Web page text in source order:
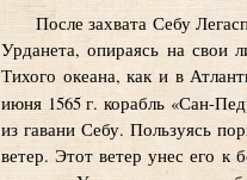
После захвата Себу
Урданета, опираясь на свои
Тихого океана, как и в
июня 1565 г. корабль «Сан-
из гавани Себу. Пользуясь
ветер. Этот ветер унес его к